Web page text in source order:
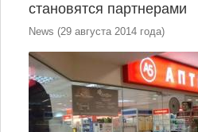
становятся партнерами
News (29 августа 2014 года)